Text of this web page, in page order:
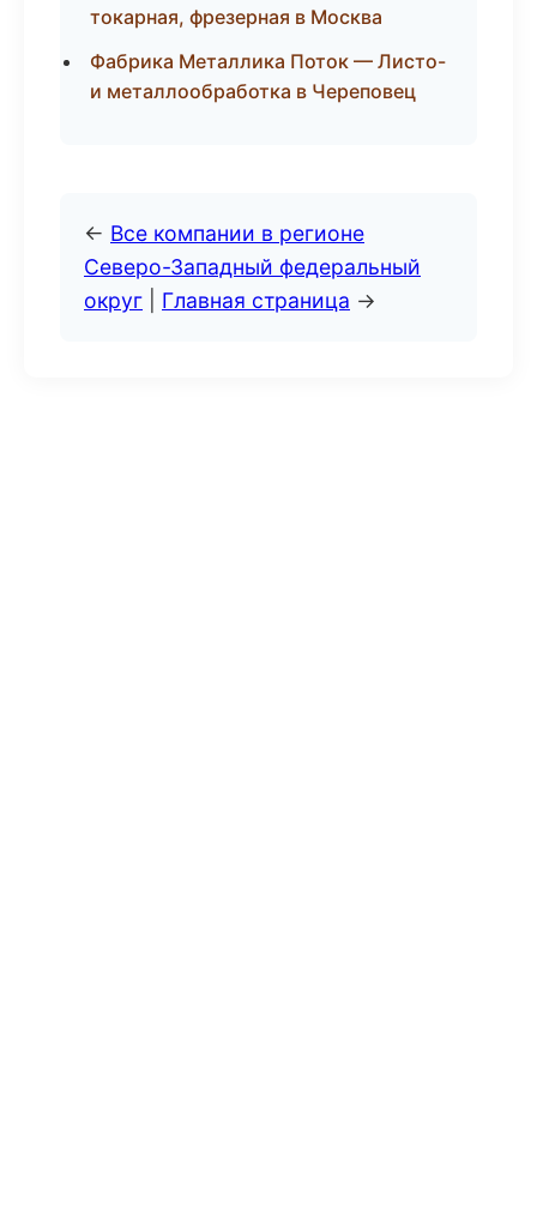
токарная, фрезерная в Москва
Фабрика Металлика Поток — Листо-
и металлообработка в Череповец
← Все компании в регионе
Северо-Западный федеральный
округ
Главная страница →